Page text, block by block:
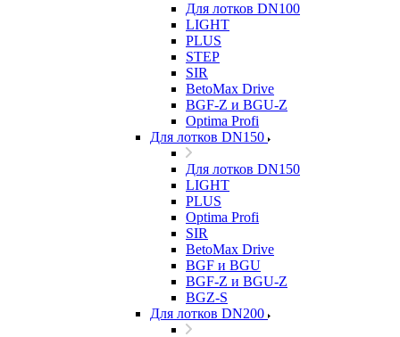
Для лотков DN100
LIGHT
PLUS
STEP
SIR
BetoMax Drive
BGF-Z и BGU-Z
Optima Profi
Для лотков DN150
Для лотков DN150
LIGHT
PLUS
Optima Profi
SIR
BetoMax Drive
BGF и BGU
BGF-Z и BGU-Z
BGZ-S
Для лотков DN200